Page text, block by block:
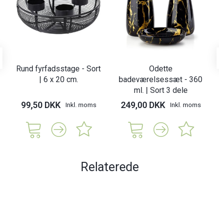
Rund fyrfadsstage - Sort
| 6 x 20 cm.
99,50 DKK Inkl. moms
Odette
badeværelsessæt - 360
ml. | Sort 3 dele
249,00 DKK Inkl. moms
Relaterede